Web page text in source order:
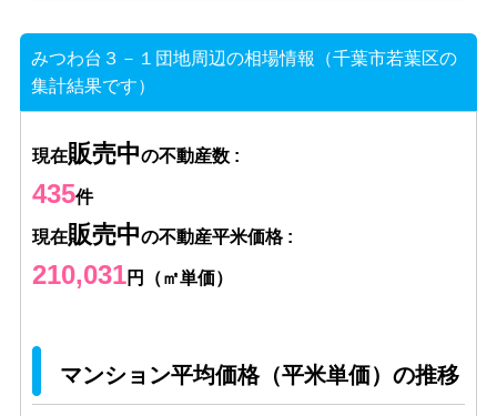
みつわ台３－１団地周辺の相場情報（千葉市若葉区の
集計結果です）
現在販売中の不動産数 :
435件
現在販売中の不動産平米価格 :
210,031円（㎡単価）
マンション平均価格（平米単価）の推移